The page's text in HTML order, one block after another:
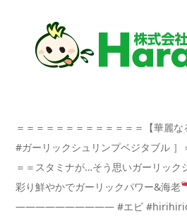
＝＝＝＝＝＝＝＝＝＝＝＝＝【華麗
#ガーリックシュリンプベジタブル ］
＝＝スタミナが…そう思いガーリック
彩り鮮やかでガーリックパワー&海老
—————————— #エビ